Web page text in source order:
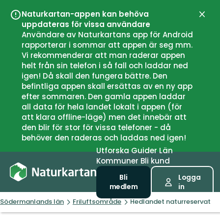
Naturkartan-appen kan behöva
uppdateras för vissa användare
Användare av Naturkartans app för Android
rapporterar i sommar att appen är seg mm.
Vi rekommenderar att man raderar appen
helt från sin telefon i så fall och laddar ned
igen! Då skall den fungera bättre. Den
befintliga appen skall ersättas av en ny app
efter sommaren. Den gamla appen laddar
all data för hela landet lokalt i appen (för
att klara offline-läge) men det innebär att
den blir för stor för vissa telefoner - då
behöver den raderas och laddas ned igen!
UtforskaGuiderLän
Kommuner Bli kund
Bli
medlem
Logga
in
Södermanlands län Friluftsområde Hedlandet naturreservat